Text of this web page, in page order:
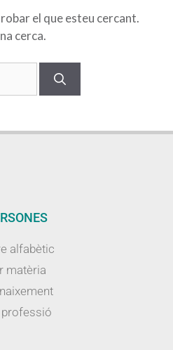
el que esteu cercant.
cerca.
alfabètic
matèria
professió